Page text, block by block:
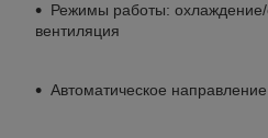
Режимы работы:
вентиляция
Автоматическое